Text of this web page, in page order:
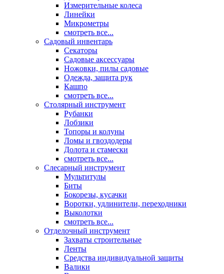
Измерительные колеса
Линейки
Микрометры
смотреть все...
Садовый инвентарь
Секаторы
Садовые аксессуары
Ножовки, пилы садовые
Одежда, защита рук
Кашпо
смотреть все...
Столярный инструмент
Рубанки
Лобзики
Топоры и колуны
Ломы и гвоздодеры
Долота и стамески
смотреть все...
Слесарный инструмент
Мультитулы
Биты
Бокорезы, кусачки
Воротки, удлинители, переходники
Выколотки
смотреть все...
Отделочный инструмент
Захваты строительные
Ленты
Средства индивидуальной защиты
Валики